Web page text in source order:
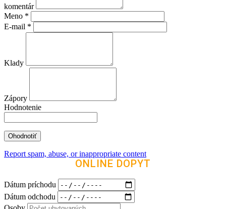
komentár
Meno *
E-mail *
Klady
Zápory
Hodnotenie
Report spam, abuse, or inappropriate content
ONLINE DOPYT
Dátum príchodu
Dátum odchodu